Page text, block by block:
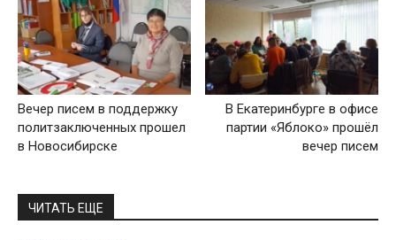
Вечер писем в поддержку
политзаключенных прошел
в Новосибирске
В Екатеринбурге в офисе
партии «Яблоко» прошёл
вечер писем
ЧИТАТЬ ЕЩЕ